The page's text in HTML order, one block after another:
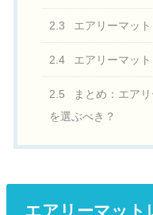
2.3 エアリーマッ
2.4 エアリーマッ
2.5
まとめ：エア
を選ぶべき？
エアリーマット